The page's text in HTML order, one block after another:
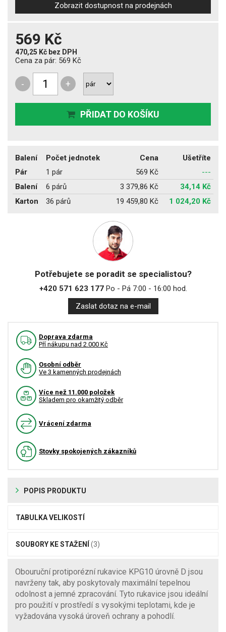
Zobrazit dostupnost na prodejnách
569 Kč
470,25 Kč bez DPH
Cena za pár: 569 Kč
- +
PŘIDAT DO KOŠÍKU
Balení Počet jednotek Cena
Ušetříte
Pár
1 pár 569 Kč
---
Balení
6 párů 3 379,86 Kč
34,14 Kč
Karton
36 párů 19 459,80 Kč 1 024,20 Kč
Potřebujete se poradit se specialistou?
+420 571 623 177Po - Pá 7:00 - 16:00 hod.
Zaslat dotaz na e-mail
Doprava zdarma
Pří nákupu nad 2.000 Kč
Osobní odběr
Ve 3 kamenných prodejnách
Více než 11.000 položek
Skladem pro okamžitý odběr
Vrácení zdarma
Stovky spokojených zákazníků
POPIS PRODUKTU
TABULKA VELIKOSTÍ
SOUBORY KE STAŽENÍ (3)
Obouruční protiporézní rukavice KPG10 úrovně D jsou
navrženy tak, aby poskytovaly maximální tepelnou
odolnost a jemné zpracování. Tyto rukavice jsou ideální
pro použití v prostředí s vysokými teplotami, kde je
vyžadována vysoká úroveň ochrany a pohodlí.